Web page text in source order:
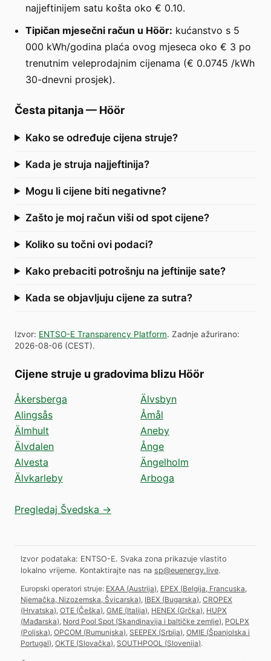
najjeftinijem satu košta oko € 0.10.
Tipičan mjesečni račun u Höör: kućanstvo s 5
000 kWh/godina plaća ovog mjeseca oko € 3 po
trenutnim veleprodajnim cijenama (€ 0.0745 /kWh
30-dnevni prosjek).
Česta pitanja— Höör
Kako se određuje cijena struje?
Kada je struja najjeftinija?
Mogu li cijene biti negativne?
Zašto je moj račun viši od spot cijene?
Koliko su točni ovi podaci?
Kako prebaciti potrošnju na jeftinije sate?
Kada se objavljuju cijene za sutra?
Izvor: ENTSO-E Transparency Platform. Zadnje ažurirano:
2026-08-06 (CEST).
Cijene struje u gradovima blizu Höör
Åkersberga
Alingsås
Älmhult
Älvdalen
Alvesta
Älvkarleby
Älvsbyn
Åmål
Aneby
Ånge
Ängelholm
Arboga
Pregledaj Švedska →
Izvor podataka: ENTSO-E. Svaka zona prikazuje vlastito
lokalno vrijeme. Kontaktirajte nas na sp@euenergy.live.
Europski operatori struje: EXAA (Austrija) EPEX (Belgija, Francuska,
Njemačka, Nizozemska, Švicarska) IBEX (Bugarska) CROPEX
(Hrvatska) OTE (Češka) GME (Italija) HENEX (Grčka) HUPX
(Mađarska) Nord Pool Spot (Skandinavija i baltičke zemlje) POLPX
(Poljska) OPCOM (Rumunjska) SEEPEX (Srbija) OMIE (Španjolska i
Portugal) OKTE (Slovačka) SOUTHPOOL (Slovenija).